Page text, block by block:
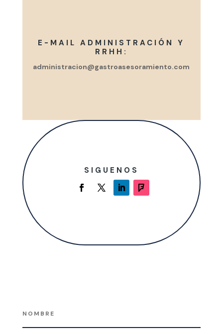
E-MAIL ADMINISTRACIÓN Y
RRHH:
administracion@gastroasesoramiento.com
SIGUENOS